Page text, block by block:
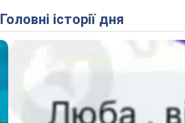
Головні історії дня